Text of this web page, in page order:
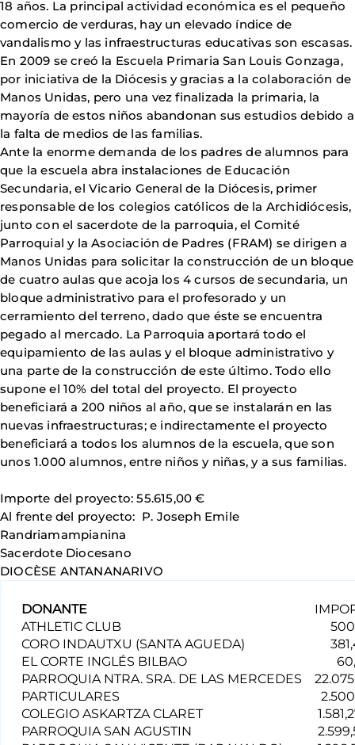
18 años. La principal actividad económica es el pequeño
comercio de verduras, hay un elevado índice de
vandalismo y las infraestructuras educativas son escasas.
En 2009 se creó la Escuela Primaria San Louis Gonzaga,
por iniciativa de la Diócesis y gracias a la colaboración de
Manos Unidas, pero una vez finalizada la primaria, la
mayoría de estos niños abandonan sus estudios debido a
la falta de medios de las familias.
Ante la enorme demanda de los padres de alumnos para
que la escuela abra instalaciones de Educación
Secundaria, el Vicario General de la Diócesis, primer
responsable de los colegios católicos de la Archidiócesis,
junto con el sacerdote de la parroquia, el Comité
Parroquial y la Asociación de Padres (FRAM) se dirigen a
Manos Unidas para solicitar la construcción de un bloque
de cuatro aulas que acoja los 4 cursos de secundaria, un
bloque administrativo para el profesorado y un
cerramiento del terreno, dado que éste se encuentra
pegado al mercado. La Parroquia aportará todo el
equipamiento de las aulas y el bloque administrativo y
una parte de la construcción de este último. Todo ello
supone el 10% del total del proyecto. El proyecto
beneficiará a 200 niños al año, que se instalarán en las
nuevas infraestructuras; e indirectamente el proyecto
beneficiará a todos los alumnos de la escuela, que son
unos 1.000 alumnos, entre niños y niñas, y a sus familias.
Importe del proyecto: 55.615,00 €
Al frente del proyecto: P. Joseph Emile
Randriamampianina
Sacerdote Diocesano
DIOCÈSE ANTANANARIVO
DONANTE
ATHLETIC CLUB
CORO INDAUTXU (SANTA AGUEDA)
EL CORTE INGLÉS BILBAO
PARROQUIA NTRA. SRA. DE LAS MERCEDES
PARTICULARES
COLEGIO ASKARTZA CLARET
PARROQUIA SAN AGUSTIN